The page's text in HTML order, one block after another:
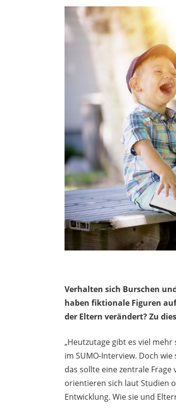
Verhalten sich Burschen
haben fiktionale Figuren
der Eltern verändert? Zu
„Heutzutage gibt es viel
im SUMO-Interview. Doch
das sollte eine zentrale
orientieren sich laut Studien
Entwicklung. Wie sie und